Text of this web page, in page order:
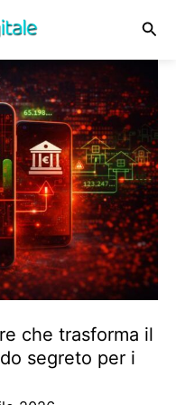
che trasforma il
segreto per i